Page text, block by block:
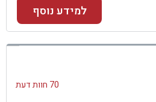
למידע נוסף
70 חוות דעת